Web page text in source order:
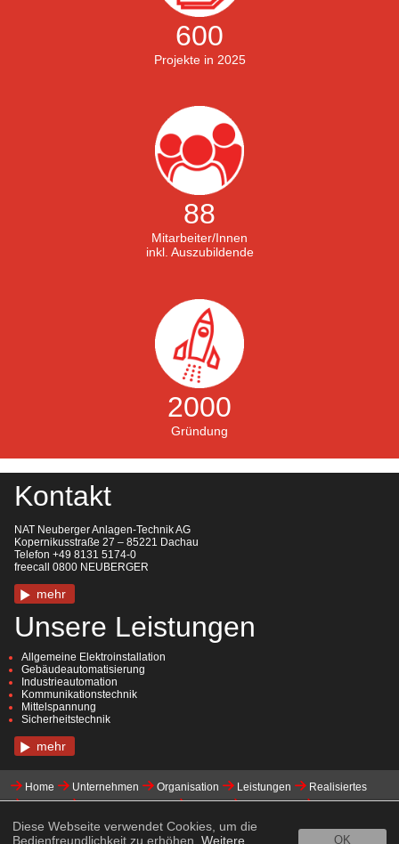
600
Projekte in 2025
88
Mitarbeiter/Innen
inkl. Auszubildende
2000
Gründung
Kontakt
NAT Neuberger Anlagen-Technik AG
Kopernikusstraße 27 – 85221 Dachau
Telefon +49 8131 5174-0
freecall 0800 NEUBERGER
mehr
Unsere Leistungen
Allgemeine Elektroinstallation
Gebäudeautomatisierung
Industrieautomation
Kommunikationstechnik
Mittelspannung
Sicherheitstechnik
mehr
Home Unternehmen Organisation Leistungen
Realisiertes
Karriere
Initiativbewerbung Kontakt Downloads
Impressum
Datenschutzerklärung
Whistleblowing
Eiffage Gruppe / Soziale Verantwortung & Ethik
Diese Webseite verwendet Cookies, um die
Bedienfreundlichkeit zu erhöhen. Weitere OK